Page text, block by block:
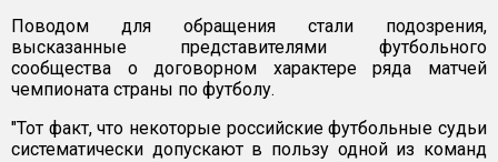
Поводом для обращения стали подозрения,
высказанные представителями футбольного
сообщества о договорном характере ряда матчей
чемпионата страны по футболу.
"Тот факт, что некоторые российские футбольные судьи
систематически допускают в пользу одной из команд